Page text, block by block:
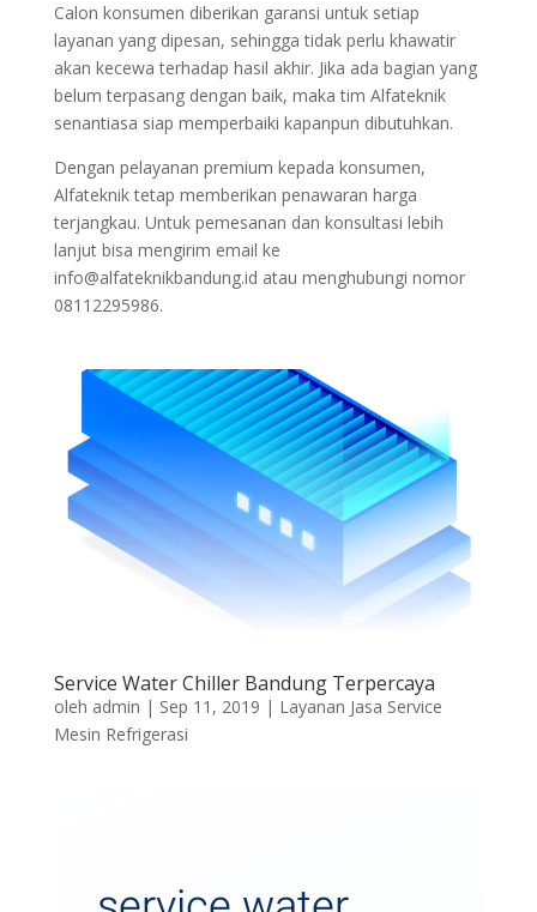
Calon konsumen diberikan garansi untuk setiap
layanan yang dipesan, sehingga tidak perlu khawatir
akan kecewa terhadap hasil akhir. Jika ada bagian yang
belum terpasang dengan baik, maka tim Alfateknik
senantiasa siap memperbaiki kapanpun dibutuhkan.
Dengan pelayanan premium kepada konsumen,
Alfateknik tetap memberikan penawaran harga
terjangkau. Untuk pemesanan dan konsultasi lebih
lanjut bisa mengirim email ke
info@alfateknikbandung.id atau menghubungi nomor
08112295986.
Service Water Chiller Bandung Terpercaya
oleh admin | Sep 11, 2019 | Layanan Jasa Service
Mesin Refrigerasi